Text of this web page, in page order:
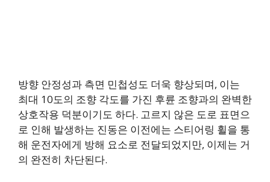
방향 안정성과 측면 민첩성도 더욱 향상되며, 이는
최대 10도의 조향 각도를 가진 후륜 조향과의 완벽한
상호작용 덕분이기도 하다. 고르지 않은 도로 표면으
로 인해 발생하는 진동은 이전에는 스티어링 휠을 통
해 운전자에게 방해 요소로 전달되었지만, 이제는 거
의 완전히 차단된다.